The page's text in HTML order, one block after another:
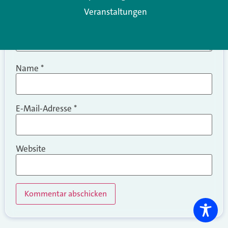
Name *
E-Mail-Adresse *
Website
Alternative:
Veranstaltungen